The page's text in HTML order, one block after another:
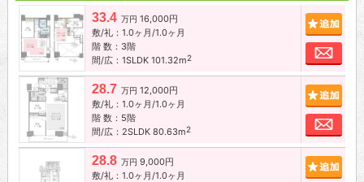
33.4 万円 16,000円
敷/礼：1.0ヶ月/1.0ヶ月
階 数：3階
間/広：1SLDK 101.32m2
お
28.7 万円 12,000円
敷/礼：1.0ヶ月/1.0ヶ月
階 数：5階
間/広：2SLDK 80.63m2
お
28.8 万円 9,000円
敷/礼：1.0ヶ月/1.0ヶ月